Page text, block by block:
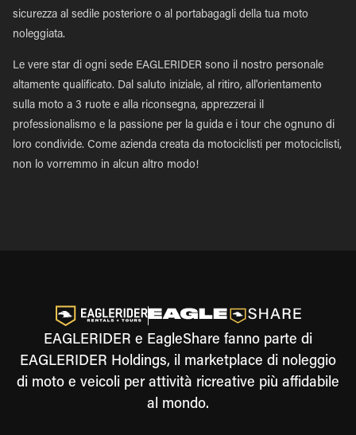
sicurezza al sedile posteriore o al portabagagli della tua moto
noleggiata.
Le vere star di ogni sede EAGLERIDER sono il nostro personale
altamente qualificato. Dal saluto iniziale, al ritiro, all'orientamento
sulla moto a 3 ruote e alla riconsegna, apprezzerai il
professionalismo e la passione per la guida e i tour che ognuno di
loro condivide. Come azienda creata da motociclisti per motociclisti,
non lo vorremmo in alcun altro modo!
EAGLERIDER e EagleShare fanno parte di
EAGLERIDER Holdings, il marketplace di noleggio
di moto e veicoli per attività ricreative più affidabile
al mondo.